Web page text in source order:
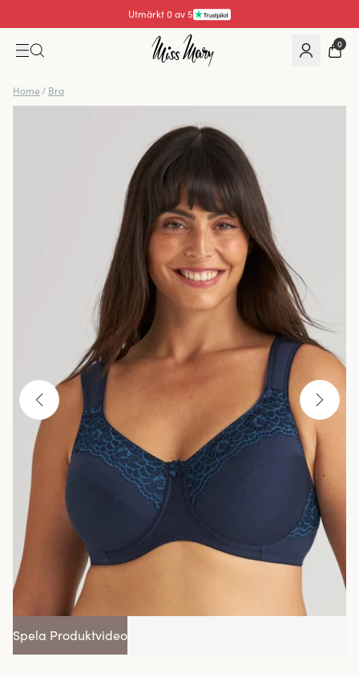
Utmärkt 0 av 5
0
Home / Bra
Spela Produktvideo